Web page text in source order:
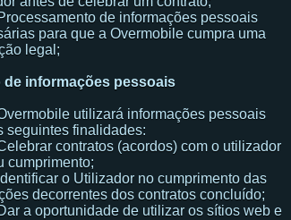
de informações pessoais
para que a Overmobile cumpra uma
legal;
de informações pessoais
utilizará informações pessoais
seguintes finalidades:
contratos (acordos) com o utilizador
cumprimento;
o Utilizador no cumprimento das
decorrentes dos contratos concluído;
a oportunidade de utilizar os sítios web e